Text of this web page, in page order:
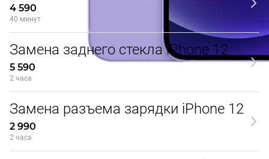
4 590
40 минут
Замена заднего стекла iPhone 12
5 590
2 часа
Замена разъема зарядки iPhone 12
2 990
2 часа